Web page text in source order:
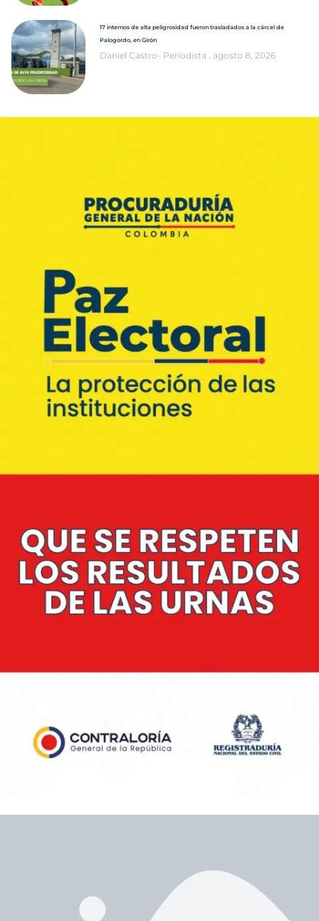
17 internos de alta peligrosidad fueron trasladados a la cárcel de
Palogordo, en Girón
Daniel Castro- Periodista agosto 8, 2026